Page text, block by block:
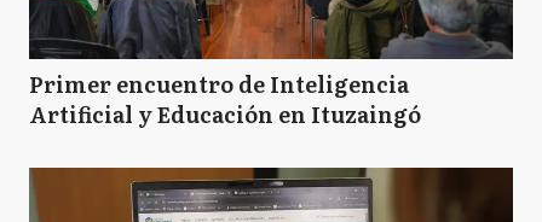
Primer encuentro de Inteligencia
Artificial y Educación en Ituzaingó